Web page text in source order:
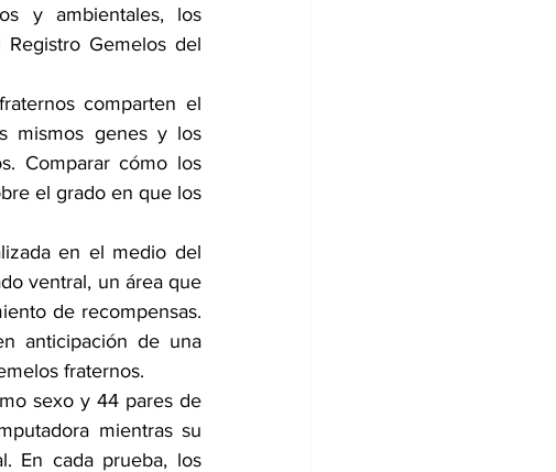
y ambientales, los
Gemelos del
comparten el
mismos genes y los
Comparar cómo los
el grado en que los
en el medio del
ventral, un área que
de recompensas.
anticipación de una
fraternos.
sexo y 44 pares de
mientras su
En cada prueba, los